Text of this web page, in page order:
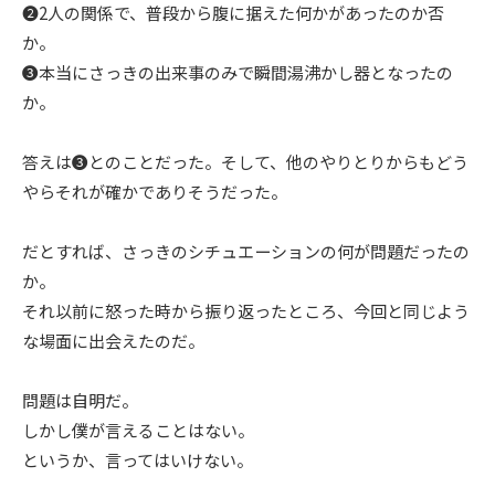
❷2人の関係で、普段から腹に据えた何かがあったのか否
か。
❸本当にさっきの出来事のみで瞬間湯沸かし器となったの
か。
答えは❸とのことだった。そして、他のやりとりからもどう
やらそれが確かでありそうだった。
だとすれば、さっきのシチュエーションの何が問題だったの
か。
それ以前に怒った時から振り返ったところ、今回と同じよう
な場面に出会えたのだ。
問題は自明だ。
しかし僕が言えることはない。
というか、言ってはいけない。